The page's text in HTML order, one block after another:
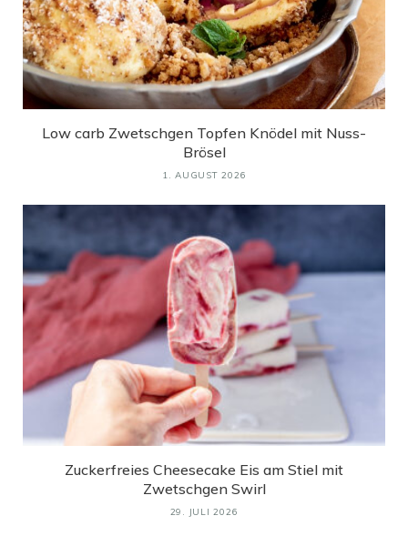
Low carb Zwetschgen Topfen Knödel mit Nuss-
Brösel
1. AUGUST 2026
Zuckerfreies Cheesecake Eis am Stiel mit
Zwetschgen Swirl
29. JULI 2026